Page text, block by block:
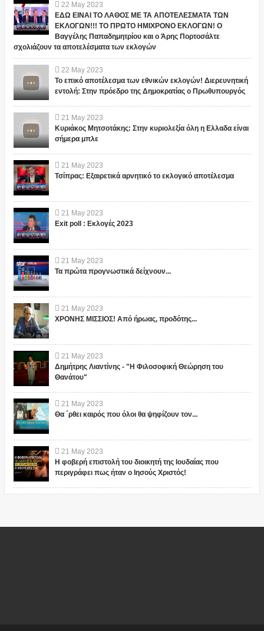
22 May 2023
ΕΔΩ ΕΙΝΑΙ ΤΟ ΛΑΘΟΣ ΜΕ ΤΑ ΑΠΟΤΕΛΕΣΜΑΤΑ ΤΩΝ
ΕΚΛΟΓΩΝ!!! ΤΟ ΠΡΩΤΟ ΗΜΙΧΡΟΝΟ ΕΚΛΟΓΩΝ! Ο
Βαγγέλης Παπαδημητρίου και ο Άρης Πορτοσάλτε
σχολιάζουν τα αποτελέσματα των εκλογών
22 May 2023
Το επικό αποτέλεσμα των εθνικών εκλογών! Διερευνητική
εντολή: Στην πρόεδρο της Δημοκρατίας ο Πρωθυπουργός
21 May 2023
Κυριάκος Μητσοτάκης: Στην κυριολεξία όλη η Ελλαδα είναι
σήμερα μπλε
21 May 2023
Τσίπρας: Εξαιρετικά αρνητικό το εκλογικό αποτέλεσμα
21 May 2023
Exit poll : Εκλογές 2023
21 May 2023
Τα πρώτα προγνωστικά δείχνουν...
21 May 2023
ΧΡΟΝΗΣ ΜΙΣΣΙΟΣ! Από ήρωας, προδότης...
21 May 2023
Δημήτρης Λιαντίνης - "Η Φιλοσοφική Θεώρηση του
Θανάτου"
21 May 2023
Θα ΄ρθει καιρός που όλοι θα ψηφίζουν τον...
21 May 2023
Η φοβερή επιστολή του διοικητή της Ιουδαίας που
περιγράφει πως ήταν ο Ιησούς Χριστός!